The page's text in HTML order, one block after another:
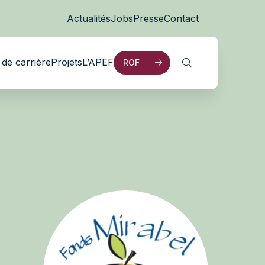
ActualitésJobsPresseContact
de carrièreProjetsL’APEF ROF